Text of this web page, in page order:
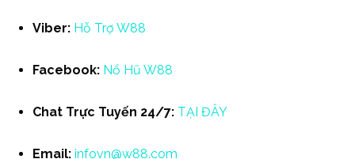
Viber: Hỗ Trợ W88
Facebook: Nổ Hũ W88
Chat Trực Tuyến 24/7: TẠI ĐÂY
Email: infovn@w88.com